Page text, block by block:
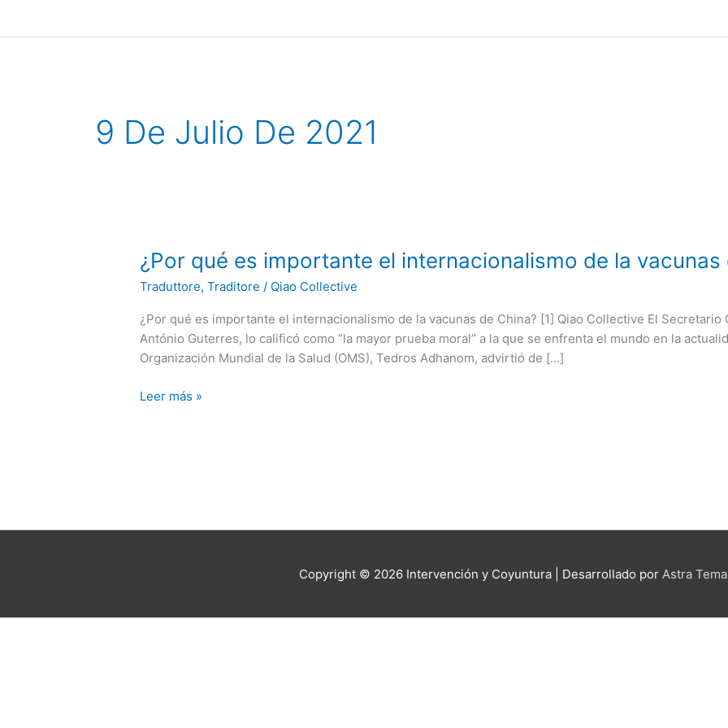
9 De Julio De 2021
¿Por qué es importante el internacionalismo de la vacunas
Traduttore, Traditore / Qiao Collective
¿Por qué es importante el internacionalismo de la vacunas de China? [1] Qiao Collective El Secretario
António Guterres, lo calificó como “la mayor prueba moral” a la que se enfrenta el mundo en la
Organización Mundial de la Salud (OMS), Tedros Adhanom, advirtió de […]
¿Por
qué
es
importante
el
internacionalismo
la
Leer más »
Copyright © 2026 Intervención y Coyuntura| Desarrollado por Astra